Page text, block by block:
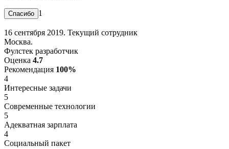
1
16 сентября 2019. Текущий сотрудник
Москва.
Фулстек разработчик
Оценка 4.7
Рекомендация 100%
4
Интересные задачи
5
Современные технологии
5
Адекватная зарплата
4
Социальный пакет